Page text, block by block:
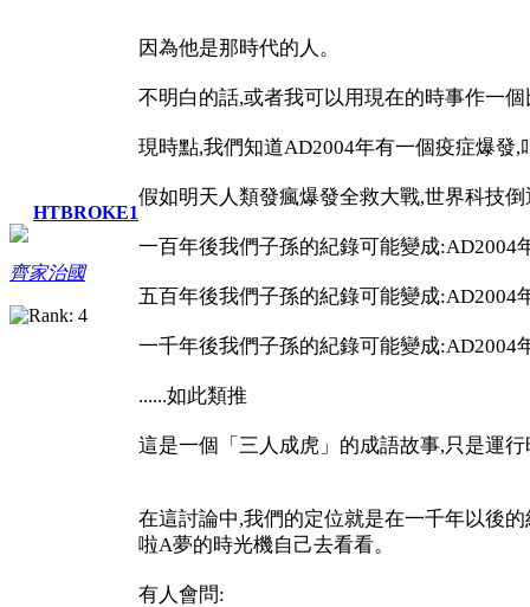
HTBROKE1
齊家治國
因為他是那時代的人。
不明白的話,或者我可以用現在的時事作一
現時點,我們知道AD2004年有一個疫症爆發
假如明天人類發瘋爆發全救大戰,世界科技
一百年後我們子孫的紀錄可能變成:AD2004
五百年後我們子孫的紀錄可能變成:AD2004
一千年後我們子孫的紀錄可能變成:AD2004
......如此類推
這是一個「三人成虎」的成語故事,只是運
在這討論中,我們的定位就是在一千年以後
啦A夢的時光機自己去看看。
有人會問: